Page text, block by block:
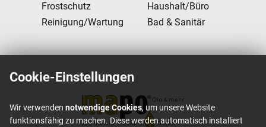
Frostschutz
Reinigung/Wartung
Haushalt/Büro
Bad & Sanitär
Cookie-Einstellungen
Wir verwenden notwendige Cookies, um unsere Website
funktionsfähig zu machen. Diese werden automatisch installiert